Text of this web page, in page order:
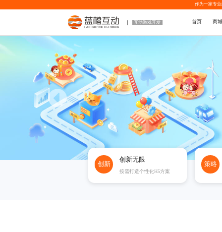
作为一家专业
互动游戏开发 首页 商
创新
创新无限
按需打造个性化H5方案
策略